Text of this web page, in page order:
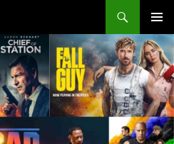
TRÌNH
ĐƠN CƠ
SỞ